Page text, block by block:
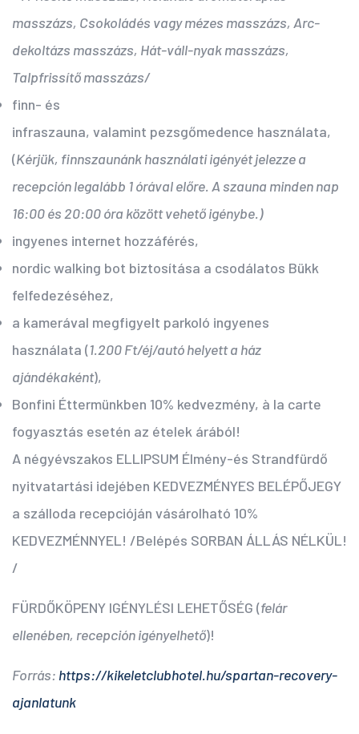
masszázs, Csokoládés vagy mézes masszázs, Arc-
dekoltázs masszázs, Hát-váll-nyak masszázs,
Talpfrissítő masszázs/
finn- és
infraszauna, valamint pezsgőmedence használata,
(Kérjük, finnszaunánk használati igényét jelezze a
recepción legalább 1 órával előre. A szauna minden nap
16:00 és 20:00 óra között vehető igénybe.)
ingyenes internet hozzáférés,
nordic walking bot biztosítása a csodálatos Bükk
felfedezéséhez,
a kamerával megfigyelt parkoló ingyenes
használata (1.200 Ft/éj/autó helyett a ház
ajándékaként),
Bonfini Éttermünkben 10% kedvezmény, à la carte
fogyasztás esetén az ételek árából!
A négyévszakos ELLIPSUM Élmény-és Strandfürdő
nyitvatartási idejében KEDVEZMÉNYES BELÉPŐJEGY
a szálloda recepcióján vásárolható 10%
KEDVEZMÉNNYEL! /Belépés SORBAN ÁLLÁS NÉLKÜL!
/
FÜRDŐKÖPENY IGÉNYLÉSI LEHETŐSÉG (felár
ellenében, recepción igényelhető)!
Forrás: https://kikeletclubhotel.hu/spartan-recovery-
ajanlatunk